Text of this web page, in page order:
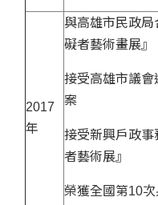
2017
年
與高雄市民政
礙者藝術畫展』
接受高雄市議會
案
接受新興戶政
者藝術展』
榮獲全國第10